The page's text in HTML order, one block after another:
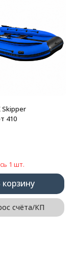
410
1 шт.
корзину
счёта/КП